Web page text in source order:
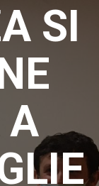
SI
A